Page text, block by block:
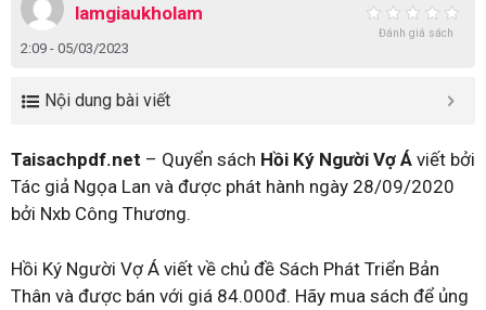
lamgiaukholam
2:09 - 05/03/2023
Đánh giá sách
Nội dung bài viết
Taisachpdf.net – Quyển sách Hồi Ký Người Vợ Á viết bởi
Tác giả Ngọa Lan và được phát hành ngày 28/09/2020
bởi Nxb Công Thương.
Hồi Ký Người Vợ Á viết về chủ đề Sách Phát Triển Bản
Thân và được bán với giá 84.000đ. Hãy mua sách để ủng